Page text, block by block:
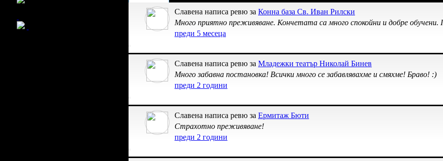
Славена написа ревю за Конна база Св. Иван Рилски
Много приятно преживяване. Кончетата са много спокойни и добре обучени.
преди 5 месеца
Славена написа ревю за Младежки театър Николай Бинев
Много забавна постановка! Всички много се забавлявахме и смяхме! Браво! :)
преди 2 години
Славена написа ревю за Ермитаж Бюти
Страхотно преживяване!
преди 2 години